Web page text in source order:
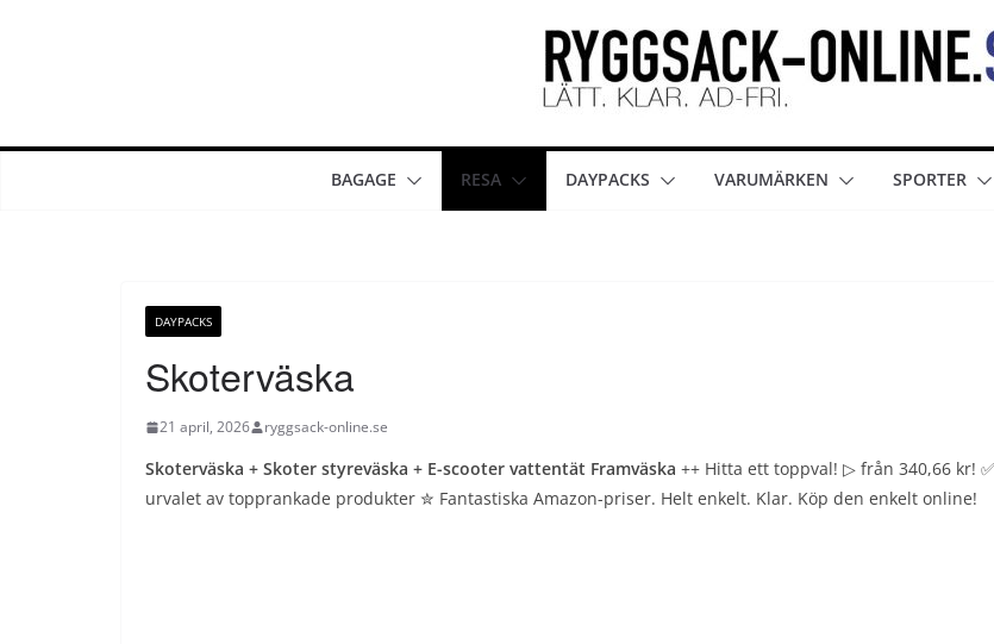
BAGAGE RESA DAYPACKS VARUMÄRKEN SPORTER
DAYPACKS
Skoterväska
21 april, 2026 ryggsack-online.se
Skoterväska + Skoter styreväska + E-scooter vattentät Framväska ++ Hitta ett toppval! ▷ från 340,66 kr!
urvalet av topprankade produkter ✮ Fantastiska Amazon-priser. Helt enkelt. Klar. Köp den enkelt online!